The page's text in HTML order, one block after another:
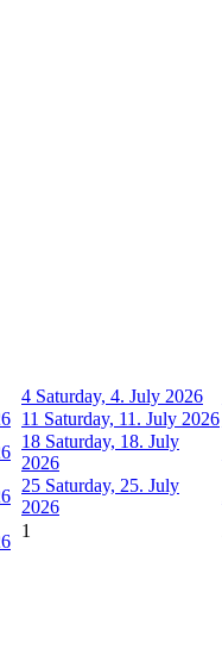
4 Saturday, 4. July 2026
11 Saturday, 11. July 2026
18 Saturday, 18. July
2026
25 Saturday, 25. July
2026
1